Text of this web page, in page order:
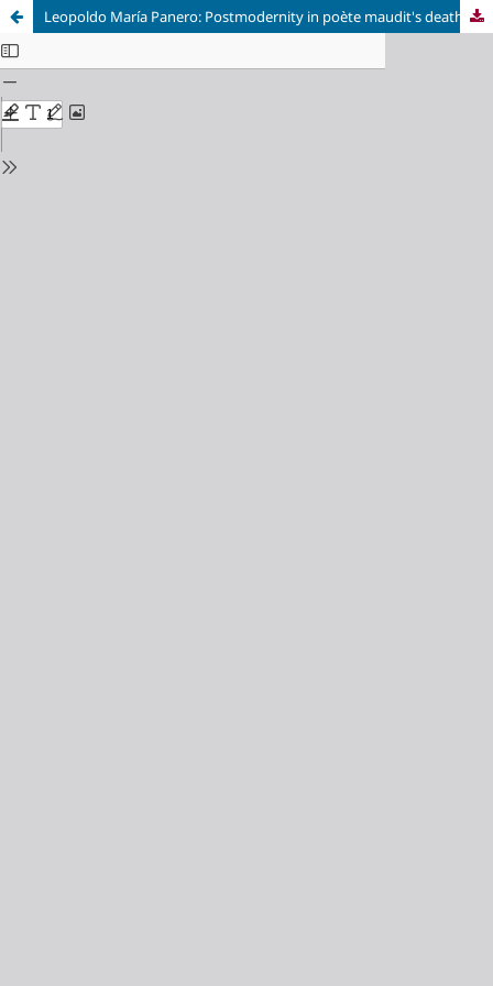
Leopoldo María Panero: Postmodernity in poète maudit's death